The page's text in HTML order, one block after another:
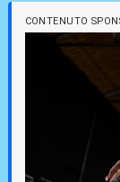
CONTENUTO